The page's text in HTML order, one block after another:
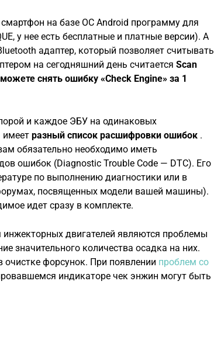
на базе ОС Android программу для
у нее есть бесплатные и платные версии). А
адаптер, который позволяет считывать
на сегодняшний день считается Scan
снять ошибку «Сheck Engine» за 1
и каждое ЭБУ на одинаковых
имеет разный список расшифровки ошибок .
обязательно необходимо иметь
ошибок (Diagnostic Trouble Code — DTC). Его
по выполнению диагностики или в
посвященных модели вашей машины).
идет сразу в комплекте.
двигателей являются проблемы
значительного количества осадка на них.
форсунок. При появлении проблем со
индикаторе чек энжин могут быть